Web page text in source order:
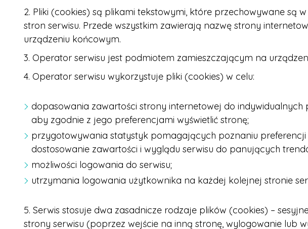
2. Pliki (cookies) są plikami tekstowymi, które przechowywane są
stron serwisu. Przede wszystkim zawierają nazwę strony
urządzeniu końcowym.
3. Operator serwisu jest podmiotem zamieszczającym na
4. Operator serwisu wykorzystuje pliki (cookies) w celu:
dopasowania zawartości strony internetowej do
aby zgodnie z jego preferencjami wyświetlić stronę;
przygotowywania statystyk pomagających poznaniu
dostosowanie zawartości i wyglądu serwisu do panujących
możliwości logowania do serwisu;
utrzymania logowania użytkownika na każdej kolejnej stronie
5. Serwis stosuje dwa zasadnicze rodzaje plików (cookies) –
strony serwisu (poprzez wejście na inną stronę, wylogowanie lub